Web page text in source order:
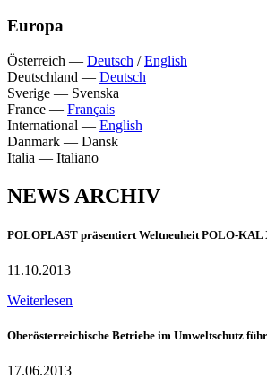
Europa
Österreich — Deutsch /English
Deutschland — Deutsch
Sverige — Svenska
France — Français
International — English
Danmark — Dansk
Italia — Italiano
NEWS ARCHIV
POLOPLAST präsentiert Weltneuheit POLO-KAL
11.10.2013
Weiterlesen
Oberösterreichische Betriebe im Umweltschutz
17.06.2013